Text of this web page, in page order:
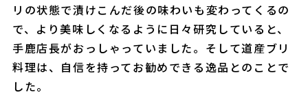
リの状態で漬けこんだ後の味わいも変わってくるの
で、より美味しくなるように日々研究していると、
手鹿店長がおっしゃっていました。そして道産ブリ
料理は、自信を持ってお勧めできる逸品とのことで
した。